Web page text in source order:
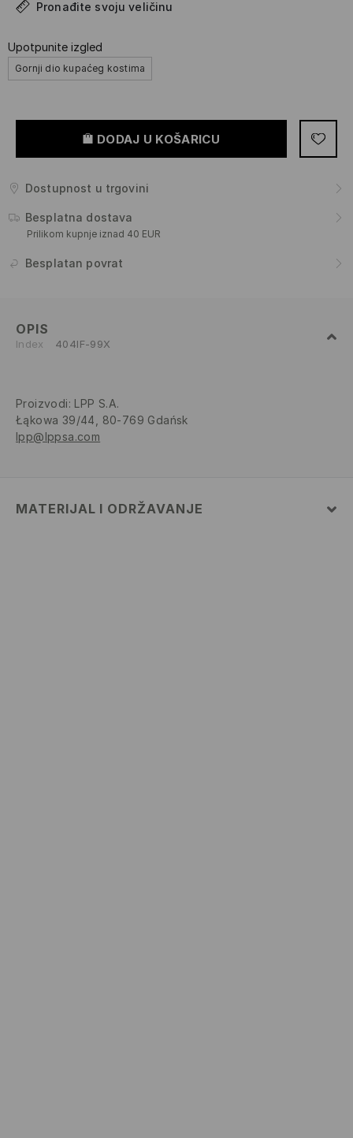
Pronađite svoju veličinu
Upotpunite izgled
Gornji dio kupaćeg kostima
DODAJ U KOŠARICU
Dostupnost u trgovini
Besplatna dostava
Prilikom kupnje iznad 40 EUR
Besplatan povrat
OPIS
Index 404IF-99X
Proizvodi: LPP S.A.
Łąkowa 39/44, 80-769 Gdańsk
lpp@lppsa.com
MATERIJAL I ODRŽAVANJE